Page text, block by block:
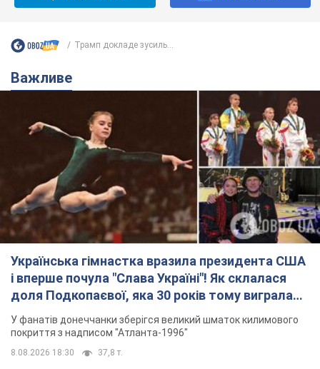
Трамп докладе зусиль...
Важливе
Українська гімнастка вразила президента США
і вперше почула "Слава Україні"! Як склалася
доля Подкопаєвої, яка 30 років тому виграла
"золото" Олімпіади
У фанатів донеччанки зберігся великий шматок килимового
покриття з надписом "Атланта-1996"
8.08.2026 18:30 37,8 т.